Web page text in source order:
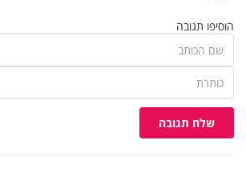
הוסיפו תגובה
שלח תגובה